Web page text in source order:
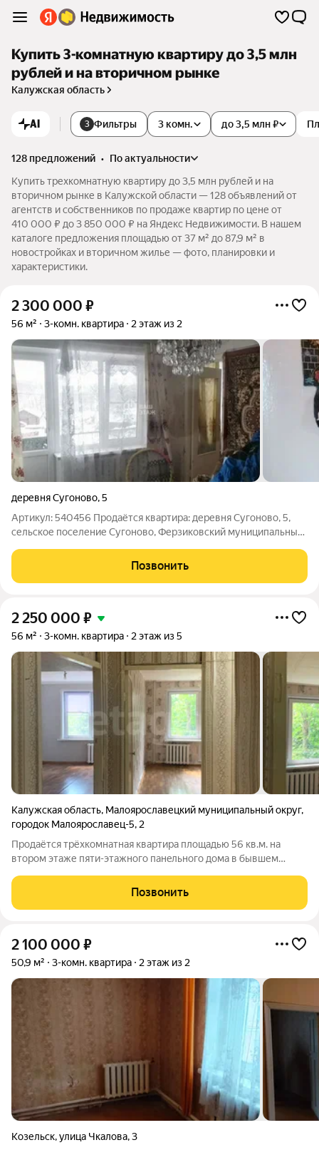
Купить 3-комнатную квартиру до 3,5 млн
рублей и на вторичном рынке
Калужская область
AI 3 Фильтры 3 комн. до 3,5 млн ₽
128 предложений •
по актуальности
Купить трехкомнатную квартиру до 3,5 млн рублей и на
вторичном рынке в Калужской области — 128 объявлений от
агентств и собственников по продаже квартир по цене от
410 000 ₽ до 3 850 000 ₽ на Яндекс Недвижимости. В нашем
каталоге предложения площадью от 37 м² до 87,9 м² в
новостройках и вторичном жилье — фото, планировки и
характеристики.
2 300 000 ₽
56 м² 3-комн. квартира 2 этаж из 2
деревня Сугоново,5
Артикул: 540456 Продаётся квартира: деревня Сугоново, 5,
сельское поселение Сугоново, Ферзиковский муниципальный
трёхкомнатная квартира в тихом, уютном месте. Это отличная
возможность для
Позвонить
2 250 000 ₽
56 м² 3-комн. квартира 2 этаж из 5
Калужская область, Малоярославецкий муниципальный округ,
городок Малоярославец-5, 2
Продаётся трёхкомнатная квартира площадью 56 кв.м. нa
втopoм этaже пяти-этажного пaнeльнoгo дoма в бывшем
Дом находится в уникальном месте: прямо на границе лесного
массива. В 7 минутах пешком
Позвонить
2 100 000 ₽
50,9 м² 3-комн. квартира 2 этаж из 2
Козельск,улица Чкалова,3